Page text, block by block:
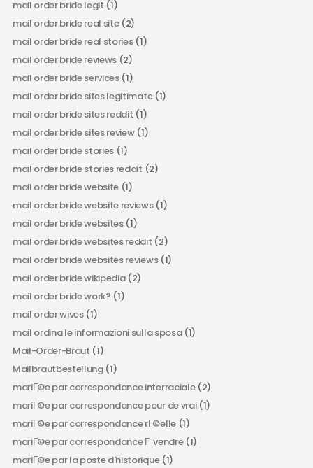
mail order bride legit (1)
mail order bride real site(2)
mail order bride real stories(1)
mail order bride reviews (2)
mail order bride services(1)
mail order bride sites legitimate(1)
mail order bride sites reddit (1)
mail order bride sites review(1)
mail order bride stories (1)
mail order bride stories reddit (2)
mail order bride website (1)
mail order bride website reviews(1)
mail order bride websites(1)
mail order bride websites reddit (2)
mail order bride websites reviews(1)
mail order bride wikipedia(2)
mail order bride work? (1)
mail order wives(1)
mail ordina le informazioni sulla sposa(1)
Mail-Order-Braut (1)
Mailbrautbestellung(1)
mariГ©e par correspondance interraciale(2)
mariГ©e par correspondance pour de vrai(1)
mariГ©e par correspondance rГ©elle(1)
mariГ©e par correspondance Г vendre(1)
mariГ©e par la poste d'historique(1)